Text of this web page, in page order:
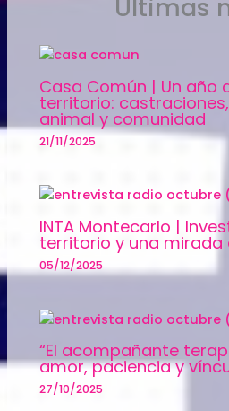
Ultimas
Casa Común | Un año
territorio:
animal y comunidad
21/11/2025
INTA Montecarlo |
territorio y una
05/12/2025
“El acompañante
amor, paciencia y
27/10/2025